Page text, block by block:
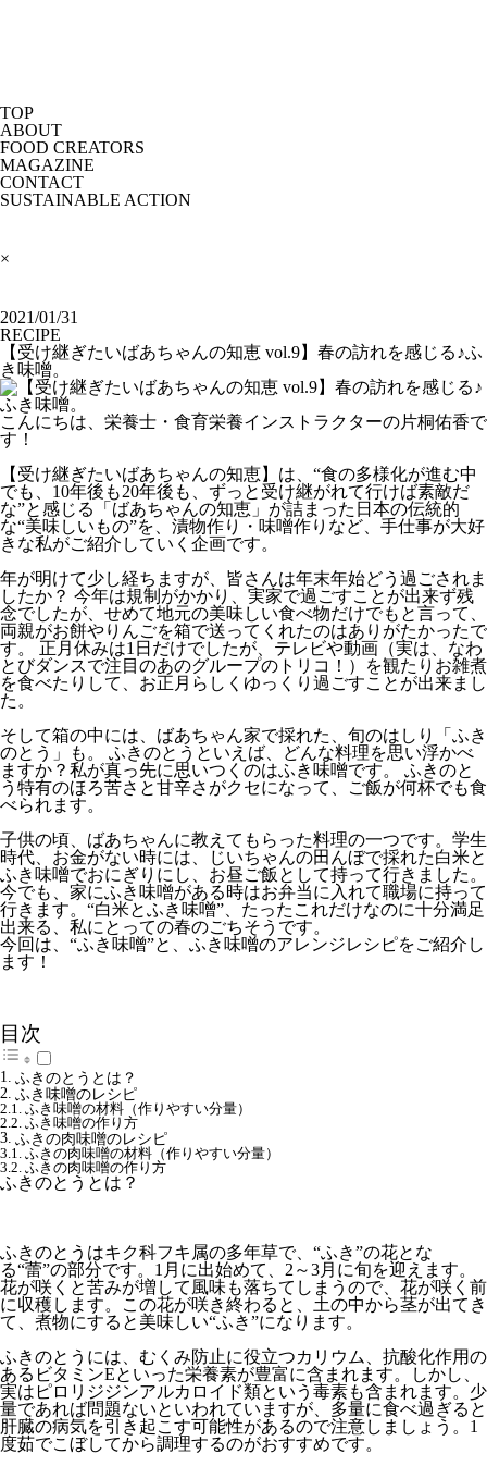
TOP
ABOUT
FOOD CREATORS
MAGAZINE
CONTACT
SUSTAINABLE ACTION
×
2021/01/31
RECIPE
【受け継ぎたいばあちゃんの知恵 vol.9】春の訪れを感じる♪ふ
き味噌。
こんにちは、栄養士・食育栄養インストラクターの片桐佑香で
す！
【受け継ぎたいばあちゃんの知恵】は、“食の多様化が進む中
でも、10年後も20年後も、ずっと受け継がれて行けば素敵だ
な”と感じる「ばあちゃんの知恵」が詰まった日本の伝統的
な“美味しいもの”を、漬物作り・味噌作りなど、手仕事が大好
きな私がご紹介していく企画です。
年が明けて少し経ちますが、皆さんは年末年始どう過ごされま
したか？ 今年は規制がかかり、実家で過ごすことが出来ず残
念でしたが、せめて地元の美味しい食べ物だけでもと言って、
両親がお餅やりんごを箱で送ってくれたのはありがたかったで
す。 正月休みは1日だけでしたが、テレビや動画（実は、なわ
とびダンスで注目のあのグループのトリコ！）を観たりお雑煮
を食べたりして、お正月らしくゆっくり過ごすことが出来まし
た。
そして箱の中には、ばあちゃん家で採れた、旬のはしり「ふき
のとう」も。 ふきのとうといえば、どんな料理を思い浮かべ
ますか？私が真っ先に思いつくのはふき味噌です。 ふきのと
う特有のほろ苦さと甘辛さがクセになって、ご飯が何杯でも食
べられます。
子供の頃、ばあちゃんに教えてもらった料理の一つです。学生
時代、お金がない時には、じいちゃんの田んぼで採れた白米と
ふき味噌でおにぎりにし、お昼ご飯として持って行きました。
今でも、家にふき味噌がある時はお弁当に入れて職場に持って
行きます。“白米とふき味噌”、たったこれだけなのに十分満足
出来る、私にとっての春のごちそうです。
今回は、“ふき味噌”と、ふき味噌のアレンジレシピをご紹介し
ます！
目次
ふきのとうとは？
ふき味噌のレシピ
ふき味噌の材料（作りやすい分量）
ふき味噌の作り方
ふきの肉味噌のレシピ
ふきの肉味噌の材料（作りやすい分量）
ふきの肉味噌の作り方
ふきのとうとは？
ふきのとうはキク科フキ属の多年草で、“ふき”の花とな
る“蕾”の部分です。1月に出始めて、2～3月に旬を迎えます。
花が咲くと苦みが増して風味も落ちてしまうので、花が咲く前
に収穫します。この花が咲き終わると、土の中から茎が出てき
て、煮物にすると美味しい“ふき”になります。
ふきのとうには、むくみ防止に役立つカリウム、抗酸化作用の
あるビタミンEといった栄養素が豊富に含まれます。しかし、
実はピロリジジンアルカロイド類という毒素も含まれます。少
量であれば問題ないといわれていますが、多量に食べ過ぎると
肝臓の病気を引き起こす可能性があるので注意しましょう。1
度茹でこぼしてから調理するのがおすすめです。